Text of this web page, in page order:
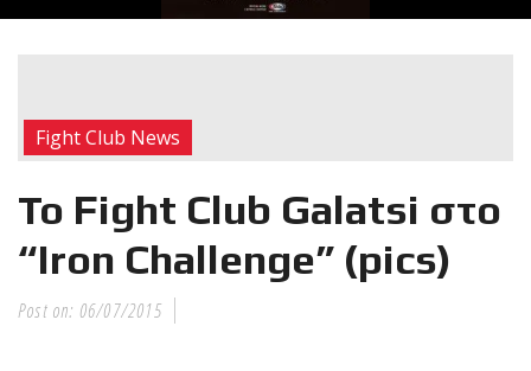
Η Αντωνία
Πρίφτη στο
και πιο
δύσκολο
αγώνα της καριέρας της,
διεκδικεί τον 6ο
παγκόσμιο τίτλο της
Fight Club News
Το Fight Club Galatsi στο
“Iron Challenge” (pics)
Post on: 06/07/2015